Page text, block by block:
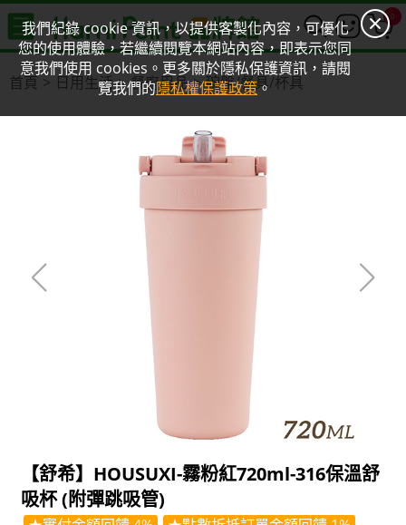
我們紀錄 cookie 資訊，以提供客製化內容，可優化
您的使用體驗，若繼續閱覽本網站內容，即表示您同
意我們使用 cookies。更多關於隱私保護資訊，請閱
覽我們的隱私權保護政策。
0
首頁 日用生活 餐廚用品 碗盤/餐具/杯具
【舒希】HOUSUXI-霧粉紅720ml-316保溫舒
吸杯 (附彈跳吸管)